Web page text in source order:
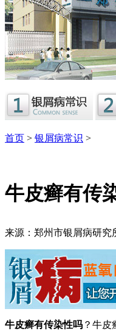
首页 > 银屑病常识 >
牛皮癣有传
来源：郑州市银屑病研究
牛皮癣有传染性吗 ？牛